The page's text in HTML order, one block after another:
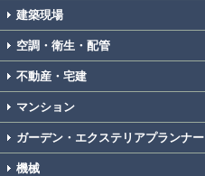
建築現場
空調・衛生・配管
不動産・宅建
マンション
ガーデン・エクステリアプランナー
機械